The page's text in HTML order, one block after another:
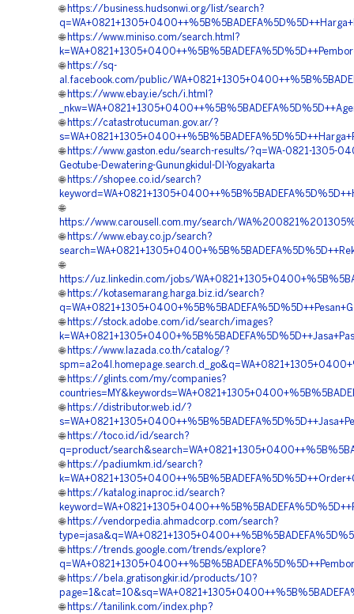
🌐 https://business.hudsonwi.org/list/search?
🌐 https://www.miniso.com/search.html?
🌐 https://sq-
al.facebook.com/public/
🌐 https://www.ebay.ie/sch/i.html?
🌐 https://catastrotucuman.gov.ar/?
🌐 https://www.gaston.edu/search-results/?q=WA-0821-1305-
Geotube-Dewatering-Gunungkidul-DI-Yogyakarta
🌐 https://shopee.co.id/search?
🌐
https://www.carousell.com.my/search/
🌐 https://www.ebay.co.jp/search?
🌐
https://uz.linkedin.com/jobs/
🌐 https://kotasemarang.harga.biz.id/search?
🌐 https://stock.adobe.com/id/search/images?
🌐 https://www.lazada.co.th/catalog/?
🌐 https://glints.com/my/companies?
🌐 https://distributor.web.id/?
🌐 https://toco.id/id/search?
q=product/
🌐 https://padiumkm.id/search?
🌐 https://katalog.inaproc.id/search?
🌐 https://vendorpedia.ahmadcorp.com/search?
🌐 https://trends.google.com/trends/explore?
🌐 https://bela.gratisongkir.id/products/10?
🌐 https://tanilink.com/index.php?